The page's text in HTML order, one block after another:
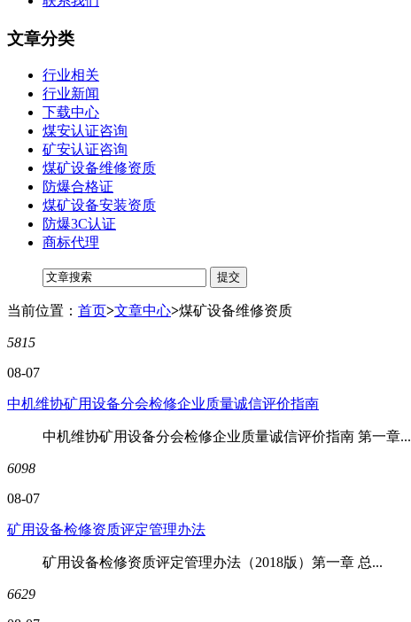
文章分类
行业相关
行业新闻
下载中心
煤安认证咨询
矿安认证咨询
煤矿设备维修资质
防爆合格证
煤矿设备安装资质
防爆3C认证
商标代理
当前位置： 首页>文章中心>煤矿设备维修资质
5815
08-07
中机维协矿用设备分会检修企业质量诚信评价指南
中机维协矿用设备分会检修企业质量诚信评价指南 第一章...
6098
08-07
矿用设备检修资质评定管理办法
矿用设备检修资质评定管理办法（2018版）第一章 总...
6629